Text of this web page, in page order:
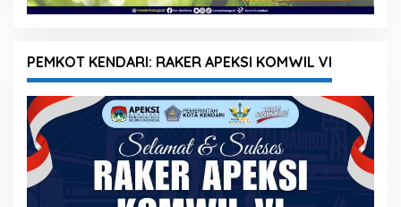
PEMKOT KENDARI: RAKER APEKSI KOMWIL VI